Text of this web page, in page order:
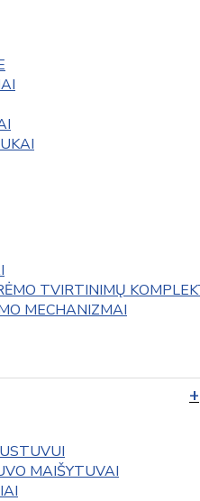
TVIRTINIMŲ
MECHANIZMAI
MAIŠYTUVAI